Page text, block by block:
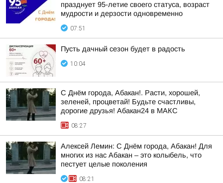
празднует 95-летие своего статуса, возраст
мудрости и дерзости одновременно
07:51
Пусть дачный сезон будет в радость
10:04
С Днём города, Абакан!. Расти, хорошей,
зеленей, процветай! Будьте счастливы,
дорогие друзья! Абакан24 в МАКС
08:27
Алексей Лемин: С Днём города, Абакан! Для
многих из нас Абакан – это колыбель, что
пестует целые поколения
08:21